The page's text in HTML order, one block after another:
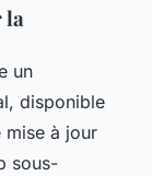
la
un
disponible
mise à jour
sous-